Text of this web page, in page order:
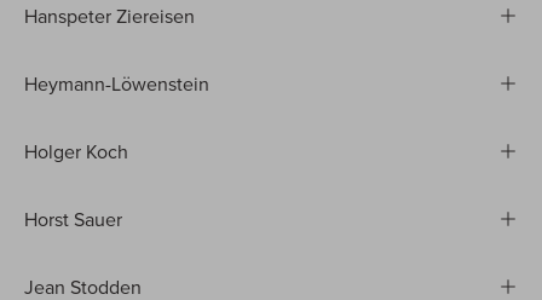
Hanspeter Ziereisen
Heymann-Löwenstein
Holger Koch
Horst Sauer
Jean Stodden